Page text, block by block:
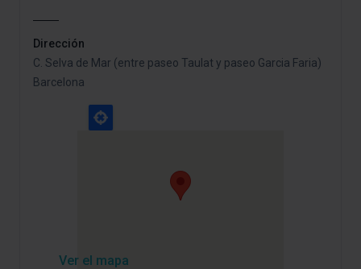
Dirección
C. Selva de Mar (entre paseo Taulat y paseo Garcia Faria)
Barcelona
Ver el mapa